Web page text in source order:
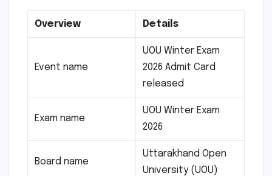
Overview Details
Event name
UOU Winter Exam
2026 Admit Card
released
Exam name
UOU Winter Exam
2026
Board name
Uttarakhand Open
University (UOU)